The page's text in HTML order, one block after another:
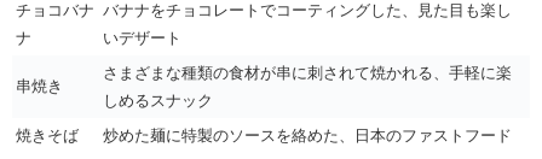
チョコバナ
ナ
バナナをチョコレートでコーティングした、見た目も楽し
いデザート
串焼き
さまざまな種類の食材が串に刺されて焼かれる、手軽に楽
しめるスナック
焼きそば
炒めた麺に特製のソースを絡めた、日本のファストフード